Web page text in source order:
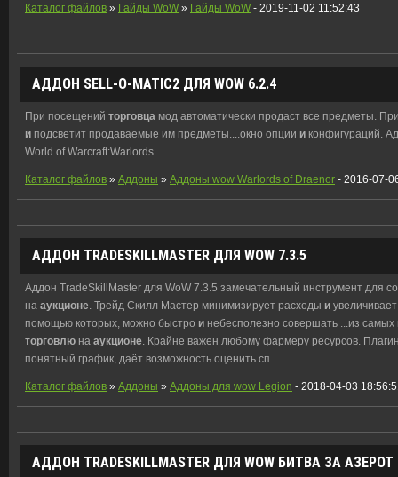
Каталог файлов » Гайды WoW » Гайды WoW - 2019-11-02 11:52:43
АДДОН SELL-O-MATIC2 ДЛЯ WOW 6.2.4
При посещений торговца мод автоматически продаст все предметы.
и подсветит продаваемые им предметы....окно опции и конфигураций.
World of Warcraft:Warlords ...
Каталог файлов » Аддоны » Аддоны wow Warlords of Draenor - 2016-07-
АДДОН TRADESKILLMASTER ДЛЯ WOW 7.3.5
Аддон TradeSkillMaster для WoW 7.3.5 замечательный инструмент для
на аукционе . Трейд Скилл Мастер минимизирует расходы и
помощью которых, можно быстро и небесполезно совершать ...из
торговлю на аукционе . Крайне важен любому фармеру ресурсов.
понятный график, даёт возможность оценить сп
Каталог файлов » Аддоны » Аддоны для wow Legion - 2018-04-03
АДДОН TRADESKILLMASTER ДЛЯ WOW БИТВА ЗА АЗЕРОТ